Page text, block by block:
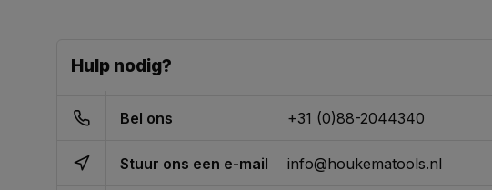
Hulp nodig?
Bel ons +31 (0)88-2044340
Stuur ons een e-mail info@houkematools.nl